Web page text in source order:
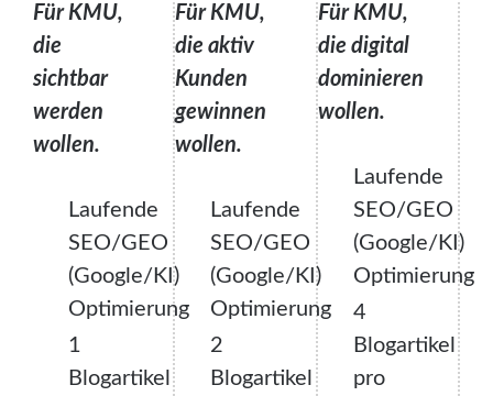
Für KMU,
die
sichtbar
werden
wollen.
Laufende
SEO/GEO
(Google/KI)
Optimierung
1
Blogartikel
Für KMU,
die aktiv
Kunden
gewinnen
wollen.
Laufende
SEO/GEO
(Google/KI)
Optimierung
2
Blogartikel
Für KMU,
die digital
dominieren
wollen.
Laufende
SEO/GEO
(Google/KI)
Optimierung
4
Blogartikel
pro